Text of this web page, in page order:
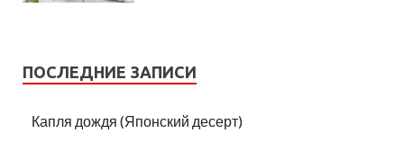
ПОСЛЕДНИЕ ЗАПИСИ
Капля дождя (Японский десерт)